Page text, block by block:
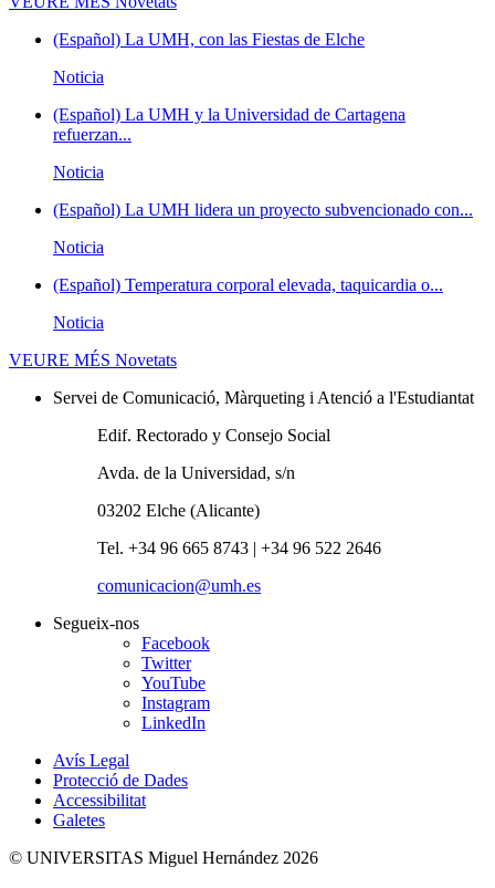
(Español) La UMH, con las Fiestas de Elche
Noticia
(Español) La UMH y la Universidad de Cartagena
refuerzan...
Noticia
(Español) La UMH lidera un proyecto subvencionado con...
Noticia
(Español) Temperatura corporal elevada, taquicardia o...
Noticia
VEURE MÉS Novetats
Servei de Comunicació, Màrqueting i Atenció a l'Estudiantat
Edif. Rectorado y Consejo Social
Avda. de la Universidad, s/n
03202 Elche (Alicante)
Tel. +34 96 665 8743 | +34 96 522 2646
comunicacion@umh.es
Segueix-nos
Facebook
Twitter
YouTube
Instagram
LinkedIn
Avís Legal
Protecció de Dades
Accessibilitat
Galetes
© UNIVERSITAS Miguel Hernández 2026